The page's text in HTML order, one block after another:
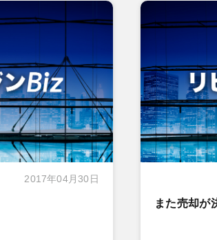
2017年04月30日
また売却が